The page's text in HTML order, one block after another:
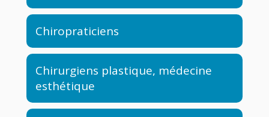
Chiropraticiens
Chirurgiens plastique, médecine
esthétique